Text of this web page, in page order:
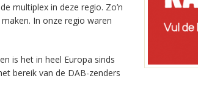
multiplex in deze regio. Zo’n
In onze regio waren
is het in heel Europa sinds
bereik van de DAB-zenders